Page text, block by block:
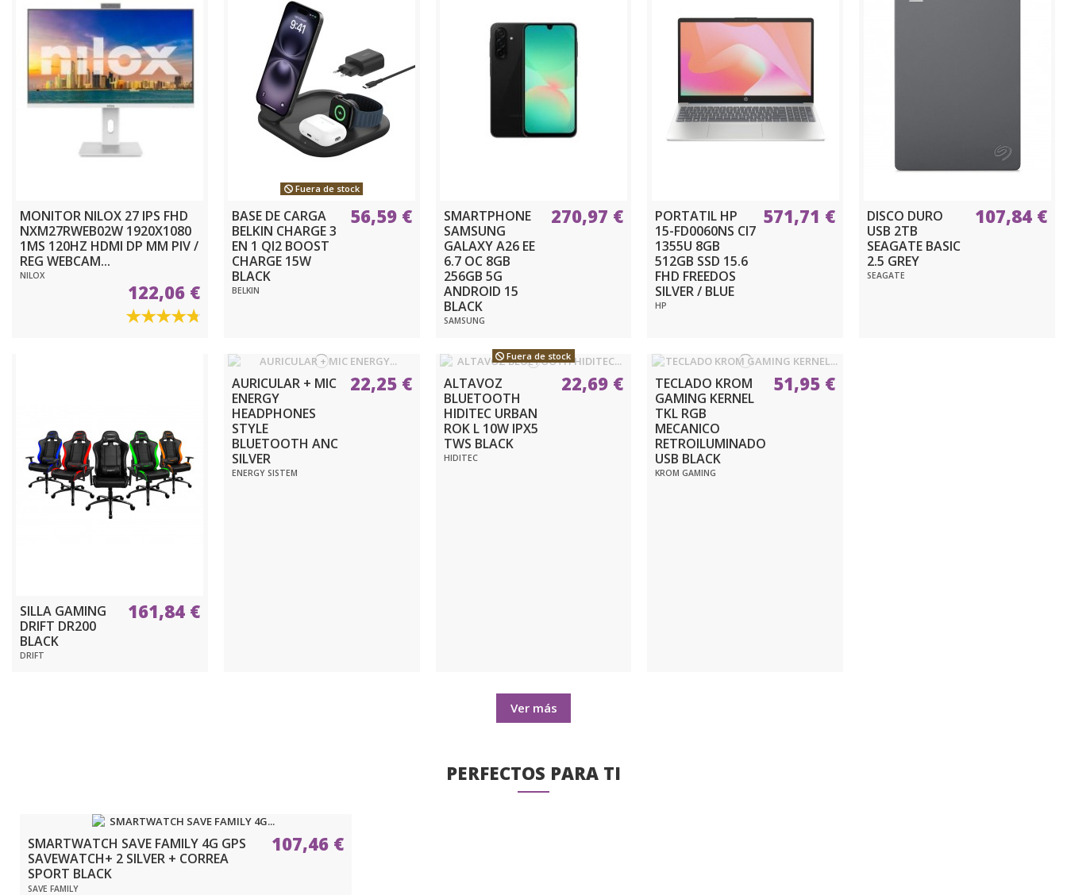
MONITOR NILOX 27 IPS FHD
NXM27RWEB02W 1920X1080
1MS 120HZ HDMI DP MM PIV /
REG WEBCAM...
NILOX
122,06 €
Fuera de stock
BASE DE CARGA
BELKIN CHARGE 3
EN 1 QI2 BOOST
CHARGE 15W
BLACK
BELKIN
56,59 €
SMARTPHONE
SAMSUNG
GALAXY A26 EE
6.7 OC 8GB
256GB 5G
ANDROID 15
BLACK
SAMSUNG
270,97 €
PORTATIL HP
15-FD0060NS CI7
1355U 8GB
512GB SSD 15.6
FHD FREEDOS
SILVER / BLUE
HP
571,71 €
DISCO DURO
USB 2TB
SEAGATE BASIC
2.5 GREY
SEAGATE
107,84 €
SILLA GAMING
DRIFT DR200
BLACK
DRIFT
161,84 €
AURICULAR + MIC
ENERGY
HEADPHONES
STYLE
BLUETOOTH ANC
SILVER
ENERGY SISTEM
22,25 €
Fuera de stock
ALTAVOZ
BLUETOOTH
HIDITEC URBAN
ROK L 10W IPX5
TWS BLACK
HIDITEC
22,69 €
TECLADO KROM
GAMING KERNEL
TKL RGB
MECANICO
RETROILUMINADO
USB BLACK
KROM GAMING
51,95 €
Ver más
PERFECTOS PARA TI
SMARTWATCH SAVE FAMILY 4G GPS
SAVEWATCH+ 2 SILVER + CORREA
SPORT BLACK
SAVE FAMILY
107,46 €